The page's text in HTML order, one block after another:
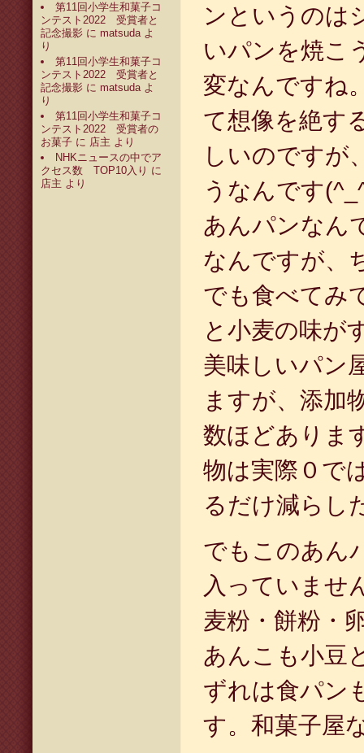
第11回小学生和菓子コ
ンテスト2022 受賞者と
記念撮影 に matsudaよ
り
第11回小学生和菓子コ
ンテスト2022 受賞者と
記念撮影 に matsudaよ
り
第11回小学生和菓子コ
ンテスト2022 受賞者の
お菓子 に 店主 より
NHKニュースの中でア
クセス数 TOP10入り に
店主 より
ンというのは
いパンを焼こ
変なんですね
て想像を絶す
しいのですが
うなんです
あんパンなん
なんですが、
でも食べてみ
と小麦の味が
美味しいパン
ますが、添加
数ほどありま
物は実際０で
るだけ減らし
でもこのあん
入っていませ
麦粉・餅粉・
あんこも小豆
ずれは食パン
す。和菓子屋